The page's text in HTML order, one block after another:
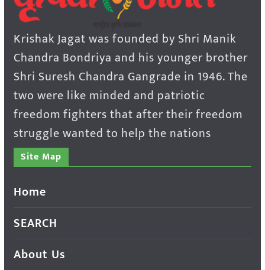
Krishak Jagat was founded by Shri Manik
Chandra Bondriya and his younger brother
Shri Suresh Chandra Gangrade in 1946. The
two were like minded and patriotic
freedom fighters that after their freedom
struggle wanted to help the nations
Site Map
Home
SEARCH
About Us